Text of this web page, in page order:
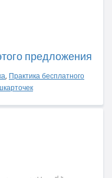
предложения
, Практика бесплатного